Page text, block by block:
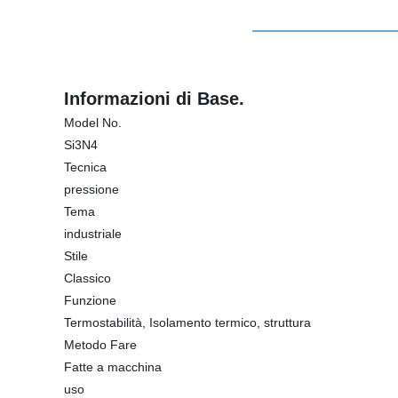
Informazioni di Base.
Model No.
Si3N4
Tecnica
pressione
Tema
industriale
Stile
Classico
Funzione
Termostabilità, Isolamento termico, struttura
Metodo Fare
Fatte a macchina
uso